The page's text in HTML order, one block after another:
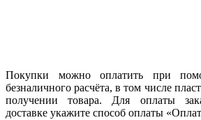
Покупки можно оплатить при
безналичного расчёта, в том числе
получении товара. Для оплаты
доставке укажите способ оплаты